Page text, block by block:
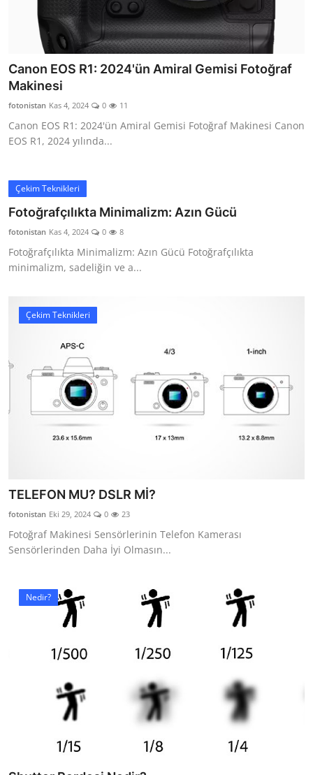
Canon EOS R1: 2024'ün Amiral Gemisi Fotoğraf
Makinesi
fotonistan Kas 4, 2024 0 11
Canon EOS R1: 2024'ün Amiral Gemisi Fotoğraf Makinesi Canon
EOS R1, 2024 yılında...
Çekim Teknikleri
Fotoğrafçılıkta Minimalizm: Azın Gücü
fotonistan Kas 4, 2024 0 8
Fotoğrafçılıkta Minimalizm: Azın Gücü Fotoğrafçılıkta
minimalizm, sadeliğin ve a...
Çekim Teknikleri
TELEFON MU? DSLR Mİ?
fotonistan Eki 29, 2024 0 23
Fotoğraf Makinesi Sensörlerinin Telefon Kamerası
Sensörlerinden Daha İyi Olmasın...
Nedir?